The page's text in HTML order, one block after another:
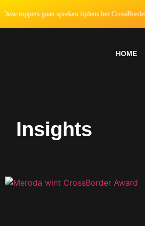
gaan spreken tijdens het CrossBorder Event
HOME
Insights